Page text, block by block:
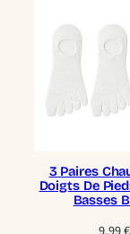
3 Paires
Doigts De
Basses